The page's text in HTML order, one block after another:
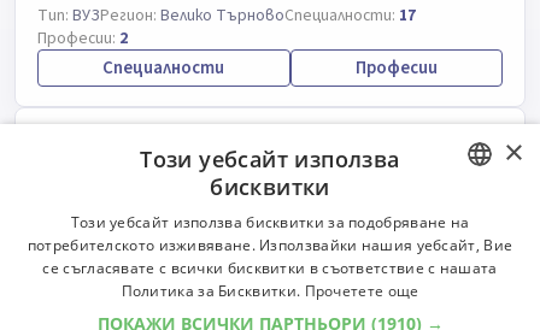
Тип: ВУЗРегион: Велико ТърновоСпециалности: 17
Професии: 2
Специалности Професии
Минно-геоложки университет "Свети Иван
Рилски" - София
Специалности:45
Специалности Професии
Международно висше бизнес училище -
BULGARIAN
ENGLISH
×
Този уебсайт използва
бисквитки
Този уебсайт използва бисквитки за подобряване на
потребителското изживяване. Използвайки нашия уебсайт, Вие
се съгласявате с всички бисквитки в съответствие с нашата
Политика за Бисквитки. Прочетете още
ПОКАЖИ ВСИЧКИ ПАРТНЬОРИ (1910) →